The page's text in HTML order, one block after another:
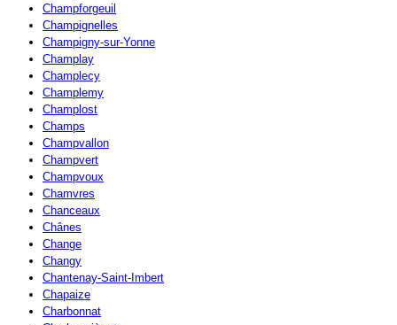
Champforgeuil
Champignelles
Champigny-sur-Yonne
Champlay
Champlecy
Champlemy
Champlost
Champs
Champvallon
Champvert
Champvoux
Chamvres
Chanceaux
Chânes
Change
Changy
Chantenay-Saint-Imbert
Chapaize
Charbonnat